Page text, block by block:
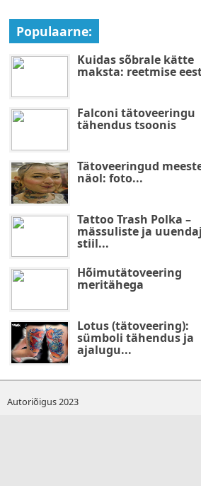
Populaarne:
Kuidas sõbrale kätte
maksta: reetmise
Falconi tätoveeringu
tähendus tsoonis
Tätoveeringud
näol: foto...
Tattoo Trash Polka –
mässuliste ja
stiil...
Hõimutätoveering
meritähega
Lotus (tätoveering):
sümboli tähendus ja
ajalugu...
Autoriõigus 2023